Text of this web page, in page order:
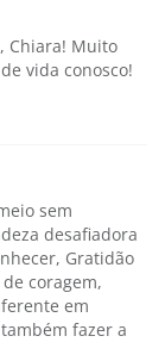
Chiara! Muito
vida conosco!
sem
desafiadora
Gratidão
coragem,
em
fazer a